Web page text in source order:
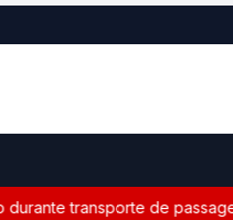
transporte de passageiros